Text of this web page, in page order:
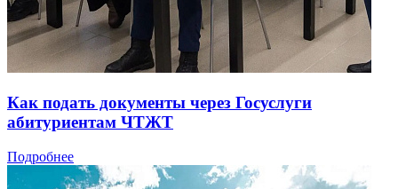
Как подать документы через Госуслуги
абитуриентам ЧТЖТ
Подробнее